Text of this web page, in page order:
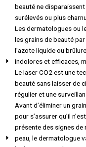
beauté ne
surélevés ou plus
Les dermatologues ou
les grains de beauté
l’azote liquide ou
indolores et efficaces,
Le laser CO2 est une
beauté sans laisser de
régulier et une
Avant d’éliminer un
pour s’assurer qu’il
présente des signes de
peau, le dermatologue